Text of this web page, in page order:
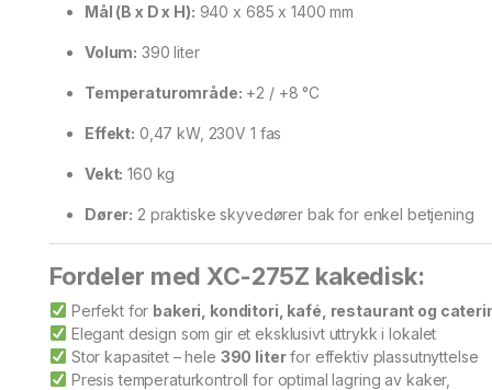
Mål (B x D x H): 940 x 685 x 1400 mm
Volum: 390 liter
Temperaturområde: +2 / +8 °C
Effekt: 0,47 kW, 230V 1 fas
Vekt: 160 kg
Dører: 2 praktiske skyvedører bak for enkel betjening
Fordeler med XC-275Z kakedisk:
Perfekt for bakeri, konditori, kafé, restaurant og
Elegant design som gir et eksklusivt uttrykk i lokalet
Stor kapasitet – hele 390 literfor effektiv plassutnyttelse
Presis temperaturkontroll for optimal lagring av kaker,